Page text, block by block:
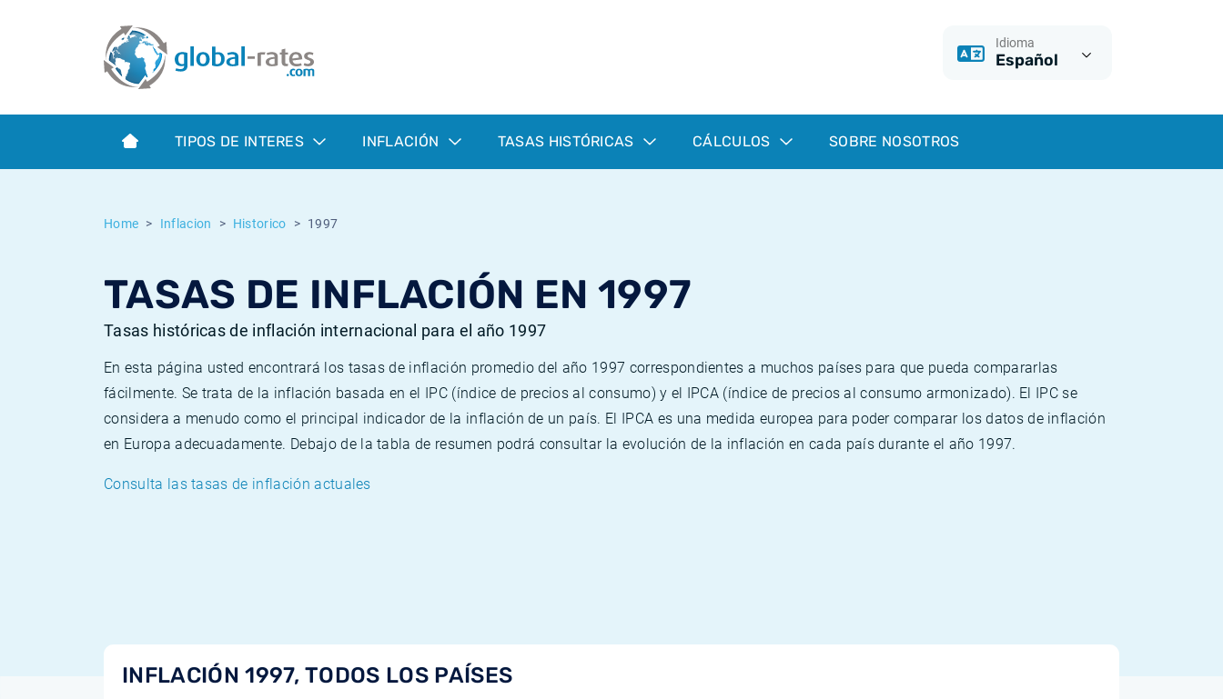
Idioma
Español
TIPOS DE INTERES INFLACIÓN TASAS HISTÓRICAS CÁLCULOS SOBRE NOSOTROS
Home Inflacion Historico 1997
TASAS DE INFLACIÓN EN 1997
Tasas históricas de inflación internacional para el año 1997
En esta página usted encontrará los tasas de inflación promedio del año 1997 correspondientes a muchos países para que pueda compararlas
fácilmente. Se trata de la inflación basada en el IPC (índice de precios al consumo) y el IPCA (índice de precios al consumo armonizado). El IPC se
considera a menudo como el principal indicador de la inflación de un país. El IPCA es una medida europea para poder comparar los datos de inflación
en Europa adecuadamente. Debajo de la tabla de resumen podrá consultar la evolución de la inflación en cada país durante el año 1997.
Consulta las tasas de inflación actuales
INFLACIÓN 1997, TODOS LOS PAÍSES
Term SOFR
¿Qué es la inflación IPC?
¿Qué es la inflación IPCA?
Inflación Mexicano - IPC
Euribor - histórico
ESTER - histórico
Calculadora de inflación